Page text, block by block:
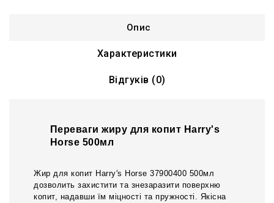
Опис
Характеристики
Відгуків (0)
Переваги жиру для копит Harry's
Horse 500мл
Жир для копит Harry's Horse 37900400 500мл
дозволить захистити та знезаразити поверхню
копит, надавши їм міцності та пружності. Якісна